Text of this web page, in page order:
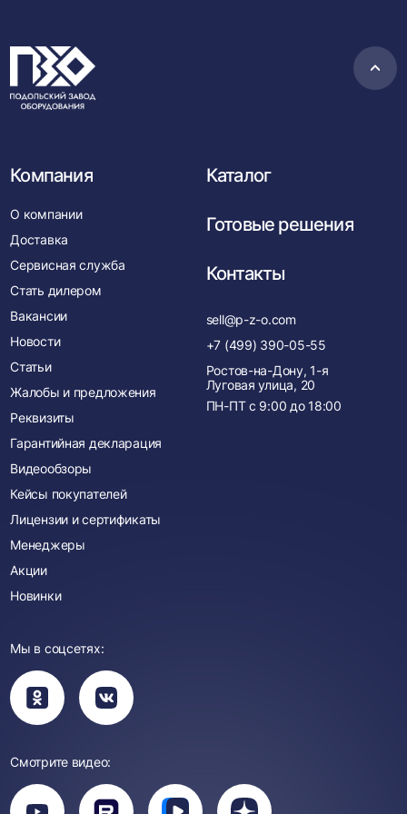
в
Компания
О компании
Доставка
Сервисная служба
Стать дилером
Вакансии
Новости
Статьи
Жалобы и предложения
Реквизиты
Гарантийная декларация
Видеообзоры
Кейсы покупателей
Лицензии и сертификаты
Менеджеры
Акции
Новинки
Каталог
Готовые решения
Контакты
sell@p-z-o.com
+7 (499) 390-05-55
Ростов-на-Дону, 1-я
Луговая улица, 20
ПН-ПТ с 9:00 до 18:00
Мы в соцсетях:
Вы
перейдете
в
группу
Вы
перейдете
в
группу
Смотрите видео:
Вы
перейдете